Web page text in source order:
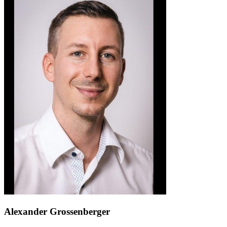
Alexander Grossenberger